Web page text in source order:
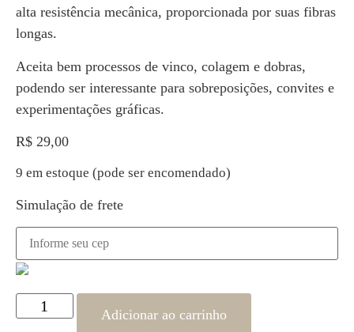
alta resistência mecânica, proporcionada por suas fibras
longas.
Aceita bem processos de vinco, colagem e dobras,
podendo ser interessante para sobreposições, convites e
experimentações gráficas.
R$ 29,00
9 em estoque (pode ser encomendado)
Simulação de frete
Adicionar ao carrinho